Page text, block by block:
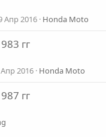
Апр 2016 Honda Moto
гг
2016 Honda Moto
гг